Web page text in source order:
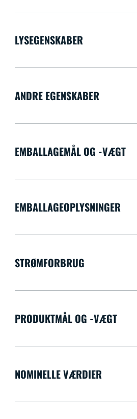
LYSEGENSKABER
ANDRE EGENSKABER
EMBALLAGEMÅL OG -VÆGT
EMBALLAGEOPLYSNINGER
STRØMFORBRUG
PRODUKTMÅL OG -VÆGT
NOMINELLE VÆRDIER